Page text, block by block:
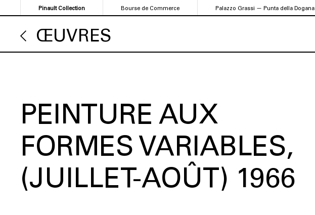
au
contenu
principal
Pinault Collection Bourse de Commerce Palazzo Grassi — Punta della Dogana
ŒUVRES
PEINTURE AUX
FORMES VARIABLES
(JUILLET-AOÛT) 1966